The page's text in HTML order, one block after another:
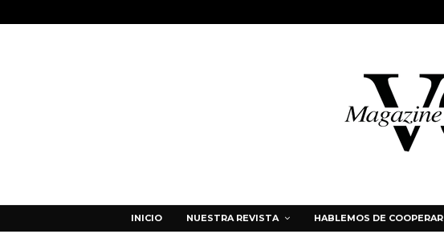
INICIO NUESTRA REVISTA HABLEMOS DE COOPERAR